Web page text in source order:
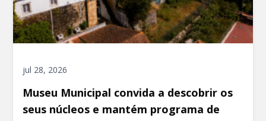
jul 28, 2026
Museu Municipal convida a descobrir os
seus núcleos e mantém programa de